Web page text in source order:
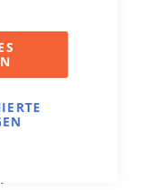
X-PLORE BFR-
Gokart